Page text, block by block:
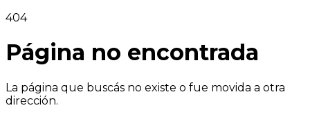
404
Página no encontrada
La página que buscás no existe o fue movida a otra
dirección.